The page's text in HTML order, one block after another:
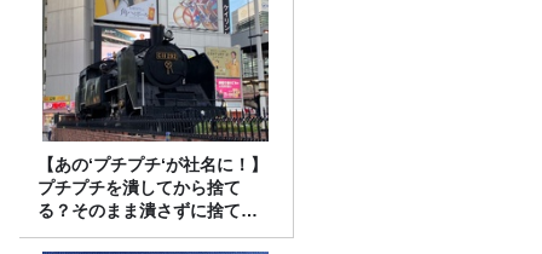
【あの‘プチプチ‘が社名に！】
プチプチを潰してから捨て
る？そのまま潰さずに捨て
る？